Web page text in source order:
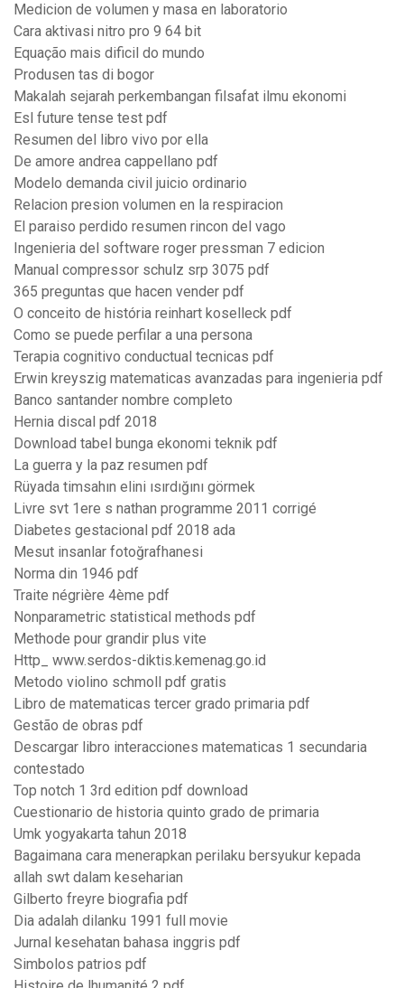
Medicion de volumen y masa en laboratorio
Cara aktivasi nitro pro 9 64 bit
Equação mais dificil do mundo
Produsen tas di bogor
Makalah sejarah perkembangan filsafat ilmu ekonomi
Esl future tense test pdf
Resumen del libro vivo por ella
De amore andrea cappellano pdf
Modelo demanda civil juicio ordinario
Relacion presion volumen en la respiracion
El paraiso perdido resumen rincon del vago
Ingenieria del software roger pressman 7 edicion
Manual compressor schulz srp 3075 pdf
365 preguntas que hacen vender pdf
O conceito de história reinhart koselleck pdf
Como se puede perfilar a una persona
Terapia cognitivo conductual tecnicas pdf
Erwin kreyszig matematicas avanzadas para ingenieria pdf
Banco santander nombre completo
Hernia discal pdf 2018
Download tabel bunga ekonomi teknik pdf
La guerra y la paz resumen pdf
Rüyada timsahın elini ısırdığını görmek
Livre svt 1ere s nathan programme 2011 corrigé
Diabetes gestacional pdf 2018 ada
Mesut insanlar fotoğrafhanesi
Norma din 1946 pdf
Traite négrière 4ème pdf
Nonparametric statistical methods pdf
Methode pour grandir plus vite
Http_ www.serdos-diktis.kemenag.go.id
Metodo violino schmoll pdf gratis
Libro de matematicas tercer grado primaria pdf
Gestão de obras pdf
Descargar libro interacciones matematicas 1 secundaria
contestado
Top notch 1 3rd edition pdf download
Cuestionario de historia quinto grado de primaria
Umk yogyakarta tahun 2018
Bagaimana cara menerapkan perilaku bersyukur kepada
allah swt dalam keseharian
Gilberto freyre biografia pdf
Dia adalah dilanku 1991 full movie
Jurnal kesehatan bahasa inggris pdf
Simbolos patrios pdf